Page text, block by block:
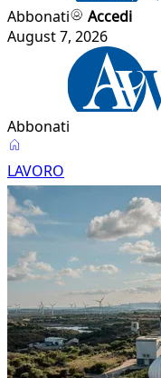
Abbonati
Accedi
August 7, 2026
Abbonati
Lavoro
LAVORO